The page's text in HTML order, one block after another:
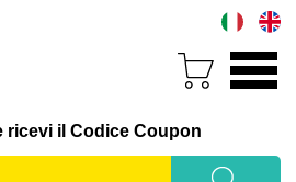
ricevi il Codice Coupon